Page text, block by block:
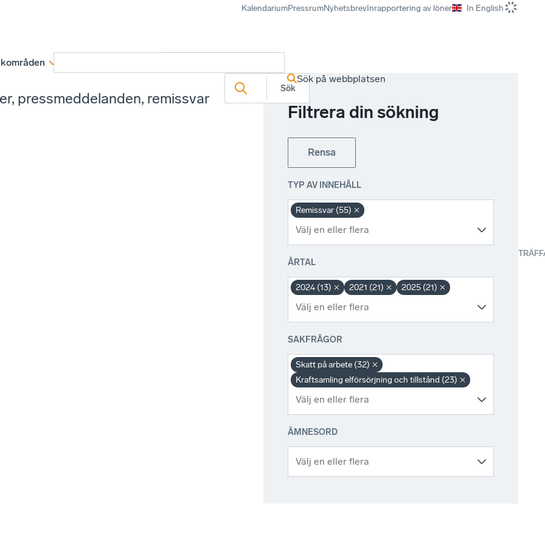
KalendariumPressrumNyhetsbrevInrapportering av löner In English
Sök på webbplatsen
pressmeddelanden, remissvar
Filtrera din sökning
Rensa
TYP AV INNEHÅLL
Remissvar (55)
ÅRTAL
2024 (13) 2021 (21) 2025 (21)
SAKFRÅGOR
Skatt på arbete (32)
Kraftsamling elförsörjning och tillstånd (23)
ÄMNESORD
Sök